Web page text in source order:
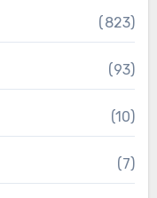
(823)
(93)
(10)
(7)